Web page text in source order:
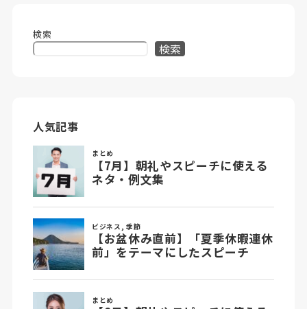
検索
検索
人気記事